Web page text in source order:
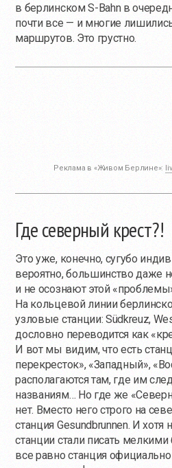
в берлинском S-Bahn в
почти все — и многие
маршрутов. Это грустно.
Реклама в «Живом Берлине»:
Где северный крест?!
Это уже, конечно, сугубо
вероятно, большинство даже
и не осознают этой
На кольцевой линии
узловые станции: Südkreuz,
дословно переводится как
И вот мы видим, что есть
перекресток», «Западный»,
располагаются там, где им
названиям… Но где же
нет. Вместо него строго на
станция Gesundbrunnen. И
станции стали писать
все равно станция